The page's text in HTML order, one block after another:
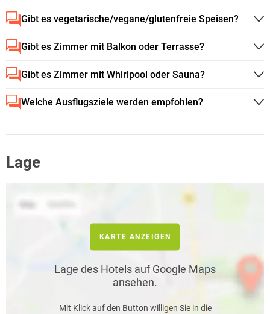
Gibt es vegetarische/vegane/glutenfreie Speisen?
Gibt es Zimmer mit Balkon oder Terrasse?
Gibt es Zimmer mit Whirlpool oder Sauna?
Welche Ausflugsziele werden empfohlen?
Lage
KARTE ANZEIGEN
Lage des Hotels auf Google Maps
ansehen.
Mit Klick auf den Button willigen Sie in die